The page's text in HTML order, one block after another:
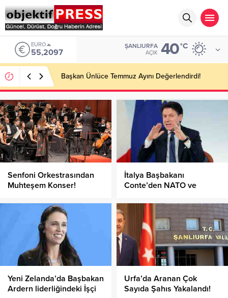
EURO
55,2097
ŞANLIURFA
AÇIK 40°C
Başkan Ünlüce Temmuz Ayını Değerlendirdi!
Senfoni Orkestrasından
Muhteşem Konser!
İtalya Başbakanı
Conte’den NATO ve
Yeni Zelanda’da Başbakan
Ardern liderliğindeki İşçi
Urfa’da Aranan Çok
Sayıda Şahıs Yakalandı!